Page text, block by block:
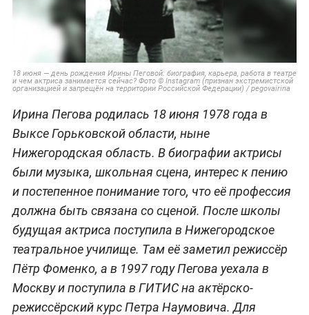
18 июня — день рождения Ирины Пеговой: биография, карьера, работа в театре
и чем актриса занимается сейчас? Фото © Instagram (признан экстремистской
организацией и запрещён на территории Российской Федерации) / pegovairina
Ирина Пегова родилась 18 июня 1978 года в
Выксе Горьковской области, ныне
Нижегородская область. В биографии актрисы
были музыка, школьная сцена, интерес к пению
и постепенное понимание того, что её профессия
должна быть связана со сценой. После школы
будущая актриса поступила в Нижегородское
театральное училище. Там её заметил режиссёр
Пётр Фоменко, а в 1997 году Пегова уехала в
Москву и поступила в ГИТИС на актёрско-
режиссёрский курс Петра Наумовича. Для